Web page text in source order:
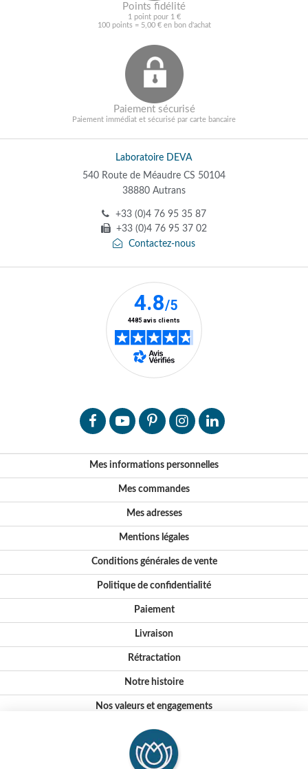
Points fidélité
1 point pour 1 €
100 points = 5,00 € en bon d'achat
Paiement sécurisé
Paiement immédiat et sécurisé par carte bancaire
Laboratoire DEVA
540 Route de Méaudre CS 50104
38880 Autrans
+33 (0)4 76 95 35 87
+33 (0)4 76 95 37 02
Contactez-nous
Mes informations personnelles
Mes commandes
Mes adresses
Mentions légales
Conditions générales de vente
Politique de confidentialité
Paiement
Livraison
Rétractation
Notre histoire
Nos valeurs et engagements
Conseils
Où nous trouver ?